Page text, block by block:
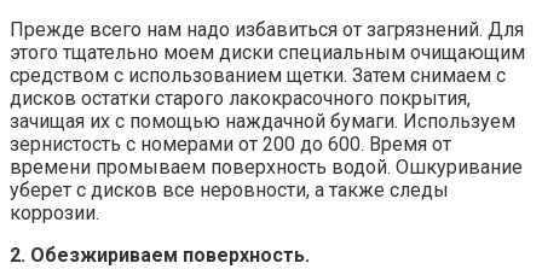
Прежде всего нам надо избавиться от загрязнений. Для
этого тщательно моем диски специальным очищающим
средством с использованием щетки. Затем снимаем с
дисков остатки старого лакокрасочного покрытия,
зачищая их с помощью наждачной бумаги. Используем
зернистость с номерами от 200 до 600. Время от
времени промываем поверхность водой. Ошкуривание
уберет с дисков все неровности, а также следы
коррозии.
2. Обезжириваем поверхность.